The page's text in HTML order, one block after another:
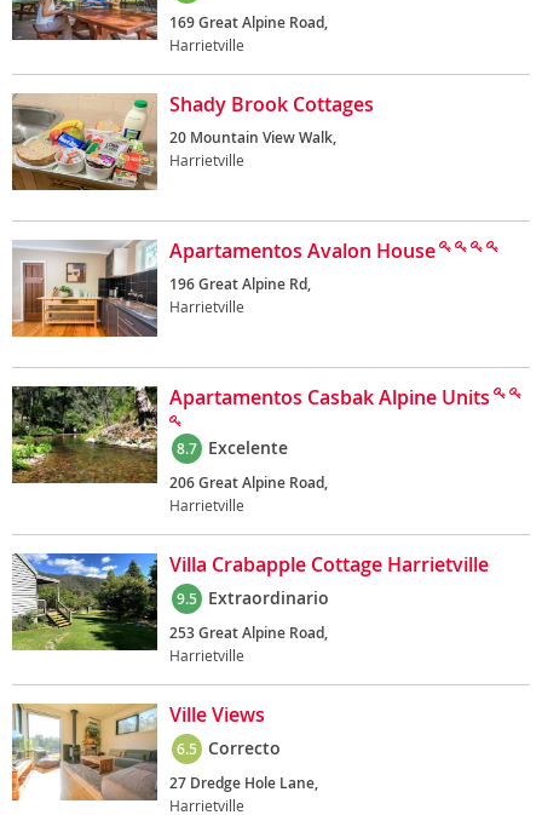
169 Great Alpine Road,
Harrietville
Shady Brook Cottages
20 Mountain View Walk,
Harrietville
Apartamentos Avalon House
196 Great Alpine Rd,
Harrietville
Apartamentos Casbak Alpine Units
8.7 Excelente
206 Great Alpine Road,
Harrietville
Villa Crabapple Cottage Harrietville
9.5 Extraordinario
253 Great Alpine Road,
Harrietville
Ville Views
6.5 Correcto
27 Dredge Hole Lane,
Harrietville